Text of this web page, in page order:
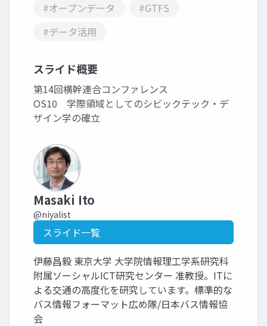
#オープンデータ
#GTFS
#データ活用
スライド概要
第14回横幹連合コンファレンス
OS10 学際領域としてのシビックテック・デ
ザイン学の確立
Masaki Ito
@niyalist
スライド一覧
伊藤昌毅 東京大学 大学院情報理工学系研究科
附属ソーシャルICT研究センター 准教授。ITに
よる交通の高度化を研究しています。標準的な
バス情報フォーマット広め隊/日本バス情報協
会